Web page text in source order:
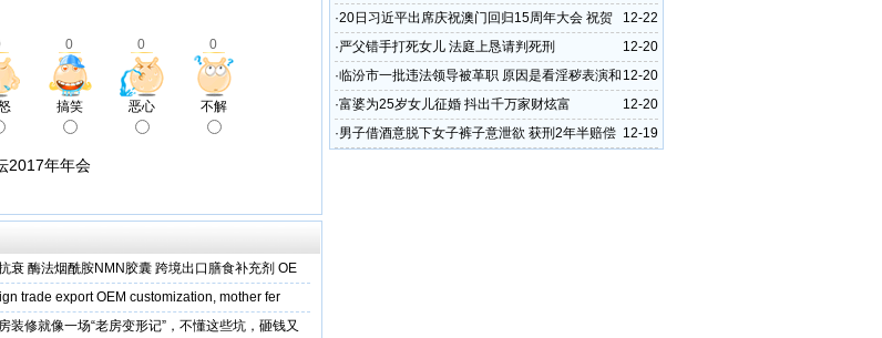
0 0 0
搞笑 恶心 不解
2017年年会
衰 酶法烟酰胺NMN胶囊 跨境出口膳食补充剂 OE
定制
trade export OEM customization, mother fer
装修就像一场“老房变形记”，不懂这些坑，砸钱又
12-22
·20日习近平出席庆祝澳门回归15周年大会 祝贺
崔世安任职区长
12-20
·严父错手打死女儿 法庭上恳请判死刑
12-20
·临汾市一批违法领导被革职 原因是看淫秽表演和
贪污问题
12-20
·富婆为25岁女儿征婚 抖出千万家财炫富
12-19
·男子借酒意脱下女子裤子意泄欲 获刑2年半赔偿